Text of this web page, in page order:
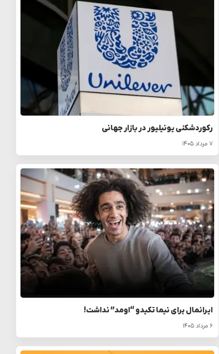
رکوردشکنی یونیلیور در بازار جهانی
۷ مرداد ۱۴۰۵
ایرانمال برای نیما تکیدو “اومد” نداشت!
۶ مرداد ۱۴۰۵